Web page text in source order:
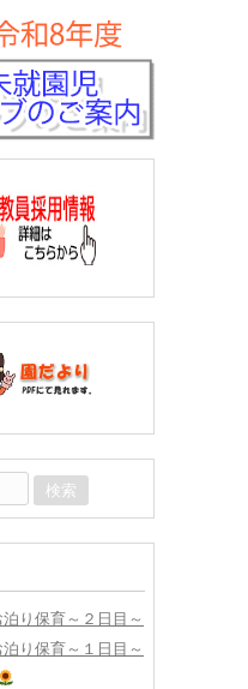
り保育～２日目～
り保育～１日目～